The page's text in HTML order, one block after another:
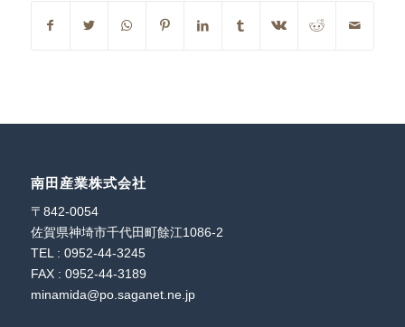
南田産業株式会社
〒842-0054
佐賀県神埼市千代田町餘江1086-2
TEL : 0952-44-3245
FAX : 0952-44-3189
minamida@po.saganet.ne.jp